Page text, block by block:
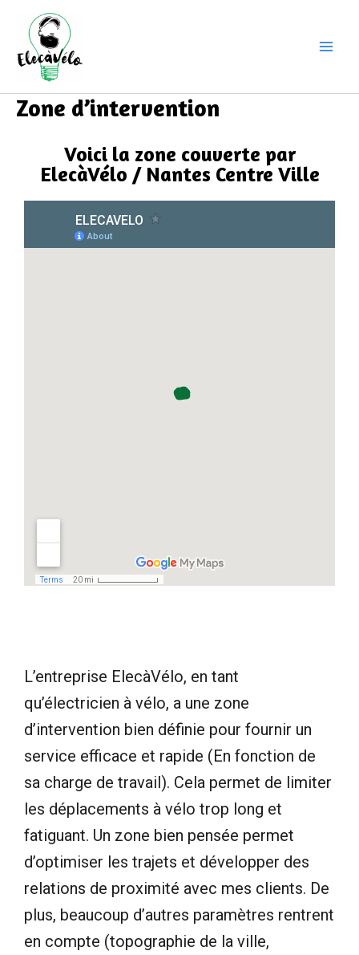
contenu
Zone d’intervention
Voici la zone couverte par
ElecàVélo / Nantes Centre Ville
L’entreprise ElecàVélo, en tant
qu’électricien à vélo, a une zone
d’intervention bien définie pour fournir un
service efficace et rapide (En fonction de
sa charge de travail). Cela permet de limiter
les déplacements à vélo trop long et
fatiguant. Un zone bien pensée permet
d’optimiser les trajets et développer des
relations de proximité avec mes clients. De
plus, beaucoup d’autres paramètres rentrent
en compte (topographie de la ville,